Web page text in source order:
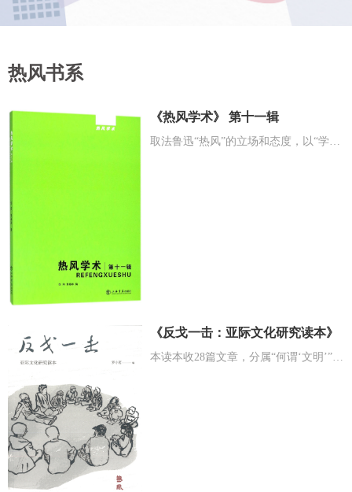
热风书系
《热风学术》 第十一辑
《反戈一击：亚际文化研究读本》
本读本收28篇文章，分属“何谓‘文明’”、“何谓‘亚洲’”、“‘文化’的力量”、“民族主义与现代性”...